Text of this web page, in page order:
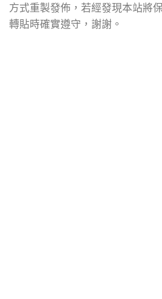
方式重製發佈，若經發現本站將
轉貼時確實遵守，謝謝。